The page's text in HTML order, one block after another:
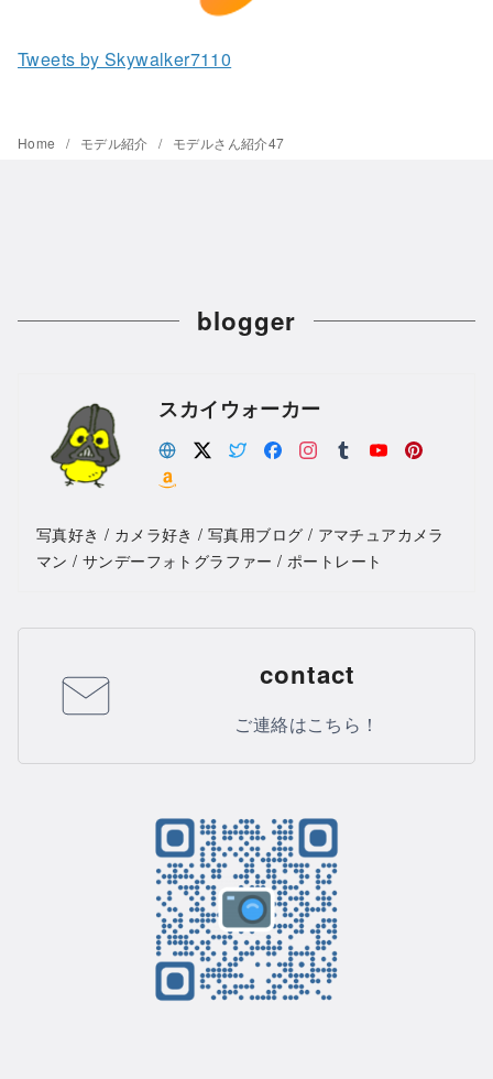
Tweets by Skywalker7110
Home モデル紹介 モデルさん紹介47
blogger
スカイウォーカー
写真好き / カメラ好き / 写真用ブログ / アマチュアカメラ
マン / サンデーフォトグラファー / ポートレート
contact
ご連絡はこちら！